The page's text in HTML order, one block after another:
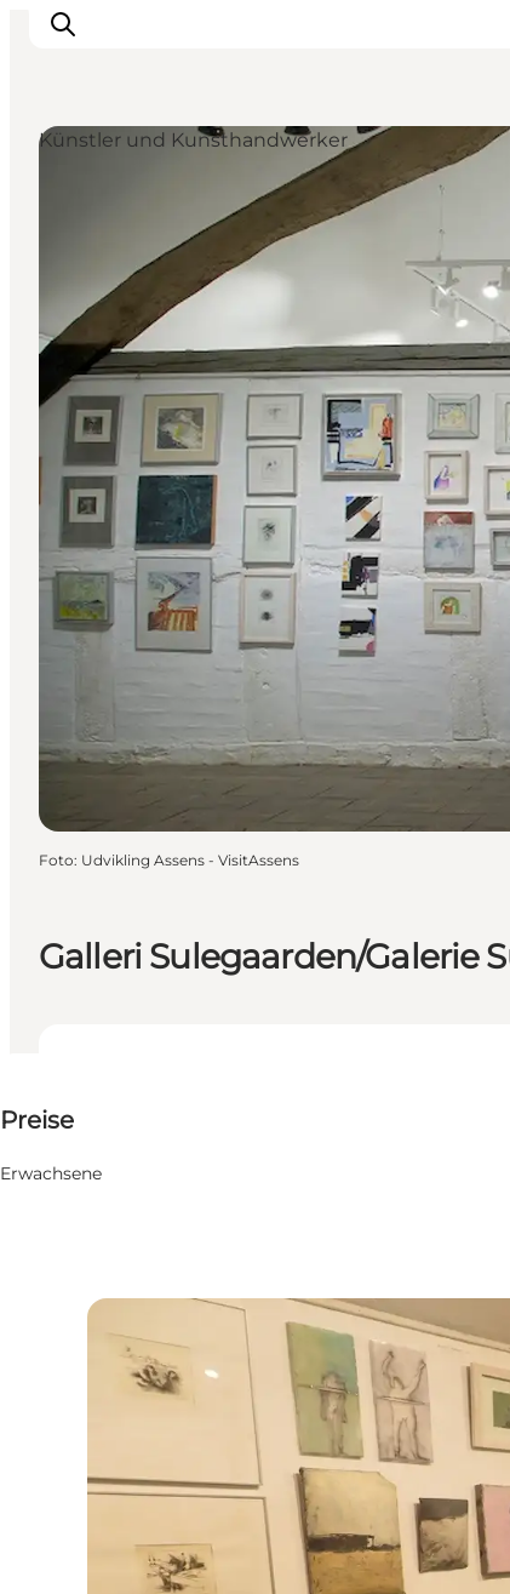
Essen & trinken
Veranstaltungen
Öffnungszeiten
Galleri Sulegaarden/Galerie
Preise
Erwachsene
Künstler und Kunsthandwerker
Foto: Udvikling Assens - VisitAssens